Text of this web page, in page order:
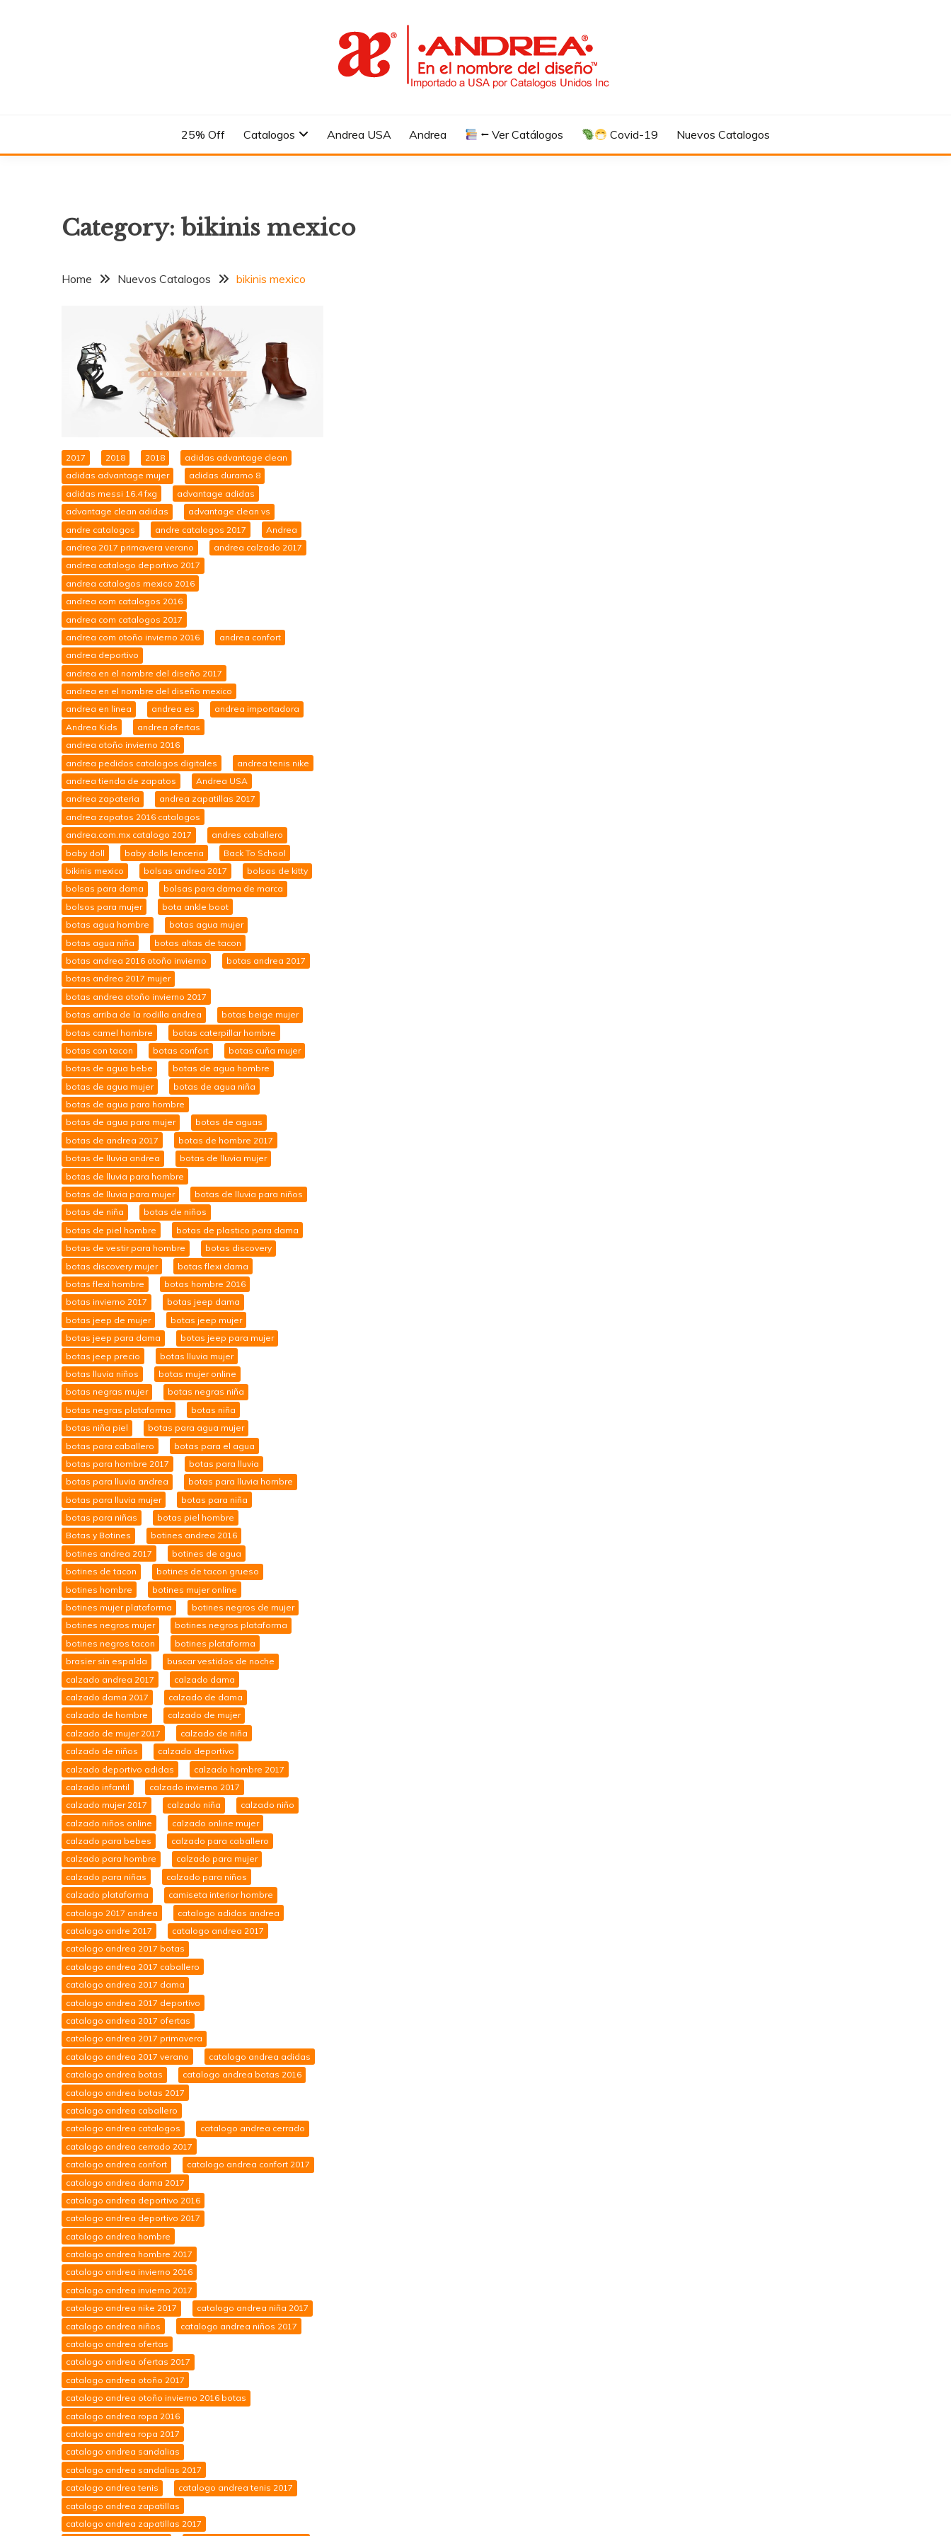
25% Off Catalogos Andrea USA Andrea ⭠ Ver Catálogos Covid-19 Nuevos Catalogos
Category: bikinis mexico
Home Nuevos Catalogos bikinis mexico
2017 2018 2018
adidas advantage clean
adidas advantage mujer
adidas duramo 8
adidas messi 16.4 fxg
advantage adidas
advantage clean adidas
advantage clean vs
andre catalogos
andre catalogos 2017
Andrea
andrea 2017 primavera verano
andrea calzado 2017
andrea catalogo deportivo 2017
andrea catalogos mexico 2016
andrea com catalogos 2016
andrea com catalogos 2017
andrea com otoño invierno 2016
andrea confort
andrea deportivo
andrea en el nombre del diseño 2017
andrea en el nombre del diseño mexico
andrea en linea
andrea es
andrea importadora
Andrea Kids
andrea ofertas
andrea otoño invierno 2016
andrea pedidos catalogos digitales
andrea tenis nike
andrea tienda de zapatos
Andrea USA
andrea zapateria
andrea zapatillas 2017
andrea zapatos 2016 catalogos
andrea.com.mx catalogo 2017
andres caballero
baby doll
baby dolls lenceria
Back To School
bikinis mexico
bolsas andrea 2017
bolsas de kitty
bolsas para dama
bolsas para dama de marca
bolsos para mujer
bota ankle boot
botas agua hombre
botas agua mujer
botas agua niña
botas altas de tacon
botas andrea 2016 otoño invierno
botas andrea 2017
botas andrea 2017 mujer
botas andrea otoño invierno 2017
botas arriba de la rodilla andrea
botas beige mujer
botas camel hombre
botas caterpillar hombre
botas con tacon
botas confort
botas cuña mujer
botas de agua bebe
botas de agua hombre
botas de agua mujer
botas de agua niña
botas de agua para hombre
botas de agua para mujer
botas de aguas
botas de andrea 2017
botas de hombre 2017
botas de lluvia andrea
botas de lluvia mujer
botas de lluvia para hombre
botas de lluvia para mujer
botas de lluvia para niños
botas de niña
botas de niños
botas de piel hombre
botas de plastico para dama
botas de vestir para hombre
botas discovery
botas discovery mujer
botas flexi dama
botas flexi hombre
botas hombre 2016
botas invierno 2017
botas jeep dama
botas jeep de mujer
botas jeep mujer
botas jeep para dama
botas jeep para mujer
botas jeep precio
botas lluvia mujer
botas lluvia niños
botas mujer online
botas negras mujer
botas negras niña
botas negras plataforma
botas niña
botas niña piel
botas para agua mujer
botas para caballero
botas para el agua
botas para hombre 2017
botas para lluvia
botas para lluvia andrea
botas para lluvia hombre
botas para lluvia mujer
botas para niña
botas para niñas
botas piel hombre
Botas y Botines
botines andrea 2016
botines andrea 2017
botines de agua
botines de tacon
botines de tacon grueso
botines hombre
botines mujer online
botines mujer plataforma
botines negros de mujer
botines negros mujer
botines negros plataforma
botines negros tacon
botines plataforma
brasier sin espalda
buscar vestidos de noche
calzado andrea 2017
calzado dama
calzado dama 2017
calzado de dama
calzado de hombre
calzado de mujer
calzado de mujer 2017
calzado de niña
calzado de niños
calzado deportivo
calzado deportivo adidas
calzado hombre 2017
calzado infantil
calzado invierno 2017
calzado mujer 2017
calzado niña
calzado niño
calzado niños online
calzado online mujer
calzado para bebes
calzado para caballero
calzado para hombre
calzado para mujer
calzado para niñas
calzado para niños
calzado plataforma
camiseta interior hombre
catalogo 2017 andrea
catalogo adidas andrea
catalogo andre 2017
catalogo andrea 2017
catalogo andrea 2017 botas
catalogo andrea 2017 caballero
catalogo andrea 2017 dama
catalogo andrea 2017 deportivo
catalogo andrea 2017 ofertas
catalogo andrea 2017 primavera
catalogo andrea 2017 verano
catalogo andrea adidas
catalogo andrea botas
catalogo andrea botas 2016
catalogo andrea botas 2017
catalogo andrea caballero
catalogo andrea catalogos
catalogo andrea cerrado
catalogo andrea cerrado 2017
catalogo andrea confort
catalogo andrea confort 2017
catalogo andrea dama 2017
catalogo andrea deportivo 2016
catalogo andrea deportivo 2017
catalogo andrea hombre
catalogo andrea hombre 2017
catalogo andrea invierno 2016
catalogo andrea invierno 2017
catalogo andrea nike 2017
catalogo andrea niña 2017
catalogo andrea niños
catalogo andrea niños 2017
catalogo andrea ofertas
catalogo andrea ofertas 2017
catalogo andrea otoño 2017
catalogo andrea otoño invierno 2016 botas
catalogo andrea ropa 2016
catalogo andrea ropa 2017
catalogo andrea sandalias
catalogo andrea sandalias 2017
catalogo andrea tenis
catalogo andrea tenis 2017
catalogo andrea zapatillas
catalogo andrea zapatillas 2017